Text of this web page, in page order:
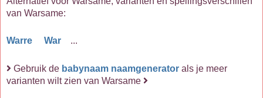
van Warsame:
Warre War ...
Gebruik de babynaam naamgenerator als je meer
varianten wilt zien van Warsame